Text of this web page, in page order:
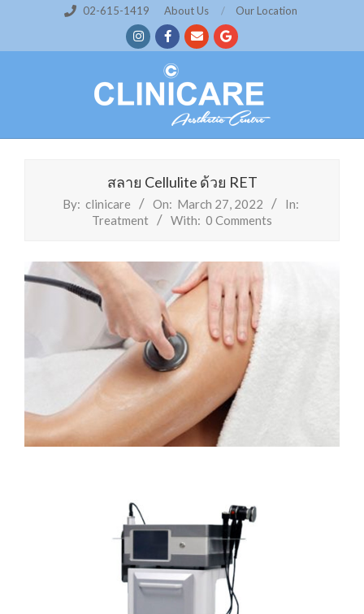
content
02-615-1419 About Us Our Location
สลาย Cellulite ด้วย RET
By: clinicare On: March 27, 2022
In:
Treatment
With: 0 Comments